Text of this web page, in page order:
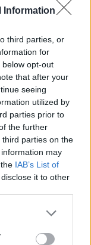
Information
third parties, or
for
opt-out
that after your
seeing
utilized by
parties prior to
the further
parties on the
may
IAB’s List of
it to other
or more Google
You may click to
és közöny
néhány év
újból, kis
írtak alá
es,
siker lett, ezért
kiadótól, sőt.